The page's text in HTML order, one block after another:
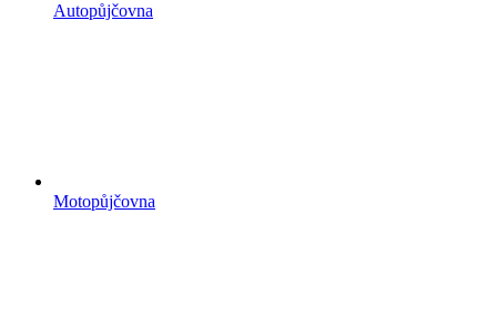
Autopůjčovna
Motopůjčovna